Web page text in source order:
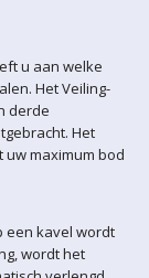
u aan welke
Het Veiling-
derde
Het
maximum bod
een kavel wordt
wordt het